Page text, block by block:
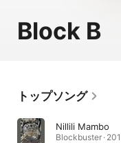
Block B
トップソング
Nillili Mambo
Blockbuster ·